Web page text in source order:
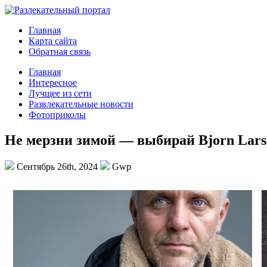
Главная
Карта сайта
Обратная связь
Главная
Интересное
Лучщее из сети
Развлекательные новости
Фотоприколы
Не мерзни зимой — выбирай Bjorn
Сентябрь 26th, 2024 Gwp